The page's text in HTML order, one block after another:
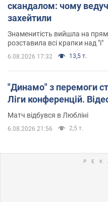
скандалом: чому
захейтили
Знаменитість вийшла на
розставила всі крапки над "і"
6.08.2026 17:32 13,5 т.
"Динамо" з перемоги
Ліги конференцій.
Матч відбувся в Любліні
6.08.2026 21:56 2,5 т.